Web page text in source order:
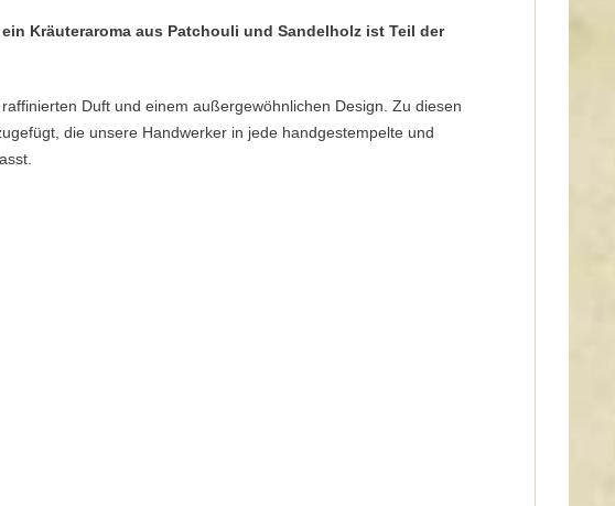
Kräuteraroma aus Patchouli und Sandelholz ist Teil der
Duft und einem außergewöhnlichen Design. Zu diesen
die unsere Handwerker in jede handgestempelte und